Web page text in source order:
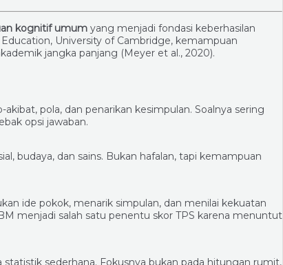
kognitif umum yang menjadi fondasi keberhasilan
University of Cambridge, kemampuan
jangka panjang (Meyer et al., 2020).
pola, dan penarikan kesimpulan. Soalnya sering
opsi jawaban.
budaya, dan sains. Bukan hafalan, tapi kemampuan
ide pokok, menarik simpulan, dan menilai kekuatan
menjadi salah satu penentu skor TPS karena menuntut
sederhana. Fokusnya bukan pada hitungan rumit,